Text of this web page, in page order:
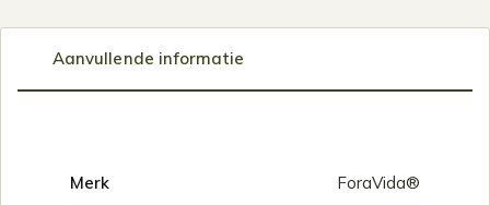
Aanvullende informatie
Merk ForaVida®